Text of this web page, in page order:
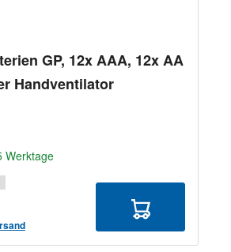
Bewertung von 4 von 5 Sternen
GP, 12x AAA, 12x AA
Handventilator
Werktage